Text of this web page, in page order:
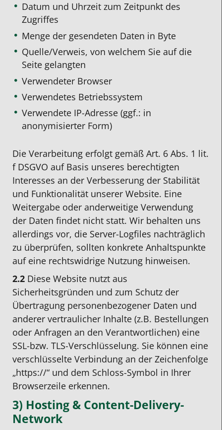
Datum und Uhrzeit zum Zeitpunkt des
Zugriffes
Menge der gesendeten Daten in Byte
Quelle/Verweis, von welchem Sie auf die
Seite gelangten
Verwendeter Browser
Verwendetes Betriebssystem
Verwendete IP-Adresse (ggf.: in
anonymisierter Form)
Die Verarbeitung erfolgt gemäß Art. 6 Abs. 1 lit.
f DSGVO auf Basis unseres berechtigten
Interesses an der Verbesserung der Stabilität
und Funktionalität unserer Website. Eine
Weitergabe oder anderweitige Verwendung
der Daten findet nicht statt. Wir behalten uns
allerdings vor, die Server-Logfiles nachträglich
zu überprüfen, sollten konkrete Anhaltspunkte
auf eine rechtswidrige Nutzung hinweisen.
2.2 Diese Website nutzt aus
Sicherheitsgründen und zum Schutz der
Übertragung personenbezogener Daten und
anderer vertraulicher Inhalte (z.B. Bestellungen
oder Anfragen an den Verantwortlichen) eine
SSL-bzw. TLS-Verschlüsselung. Sie können eine
verschlüsselte Verbindung an der Zeichenfolge
„https://“ und dem Schloss-Symbol in Ihrer
Browserzeile erkennen.
3) Hosting & Content-Delivery-
Network